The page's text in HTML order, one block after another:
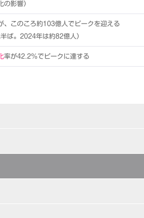
の影響）
、このころ約103億人でピークを迎える
ば。2024年は約82億人）
率が42.2％でピークに達する